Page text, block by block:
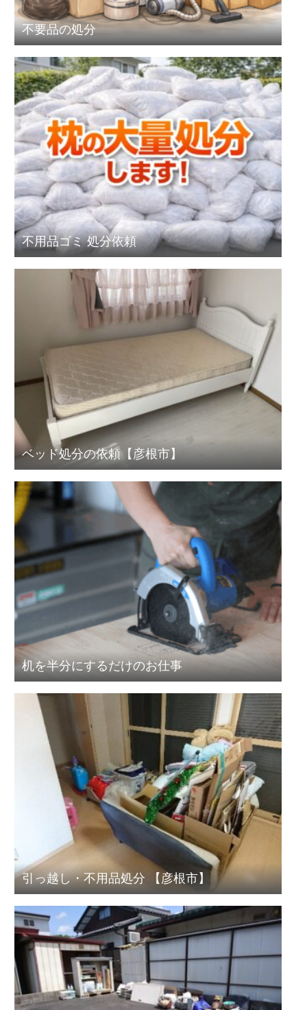
不要品の処分
不用品ゴミ 処分依頼
ベッド処分の依頼【彦根市】
机を半分にするだけのお仕事
引っ越し・不用品処分 【彦根市】